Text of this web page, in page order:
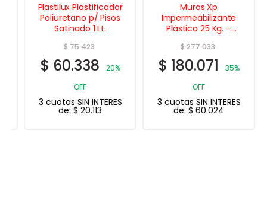
Plastilux Plastificador
Poliuretano p/ Pisos
Satinado 1 Lt.
75.423
$60.338
20%
OFF
3 cuotas SIN INTERES
de:$ 20.113
Muros Xp
Impermeabilizante
Plástico 25 Kg. –
277.033
$180.071
35%
OFF
3 cuotas SIN INTERES
de:$ 60.024